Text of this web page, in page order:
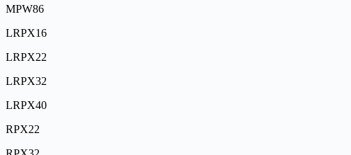
MPW86
LRPX16
LRPX22
LRPX32
LRPX40
RPX22